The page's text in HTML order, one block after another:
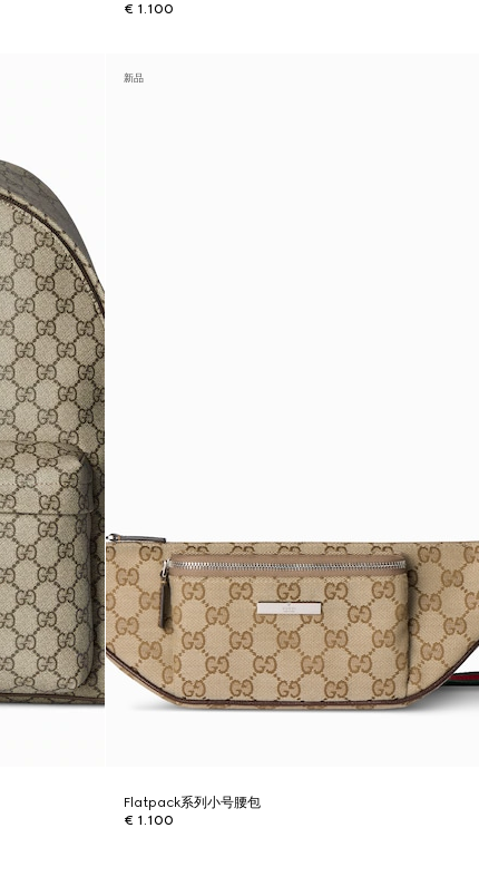
€ 1.100
新品
Flatpack系列小号腰包
€ 1.100